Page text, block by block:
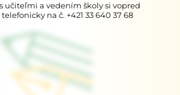
učiteľmi a vedením školy si vopred
na č. +421 33 640 37 68